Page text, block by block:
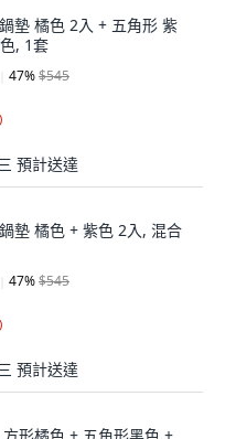
墊 橘色 2入 + 五角形 紫
, 1套
47%$545
)
預計送達
墊 橘色 + 紫色 2入, 混合
47%$545
)
預計送達